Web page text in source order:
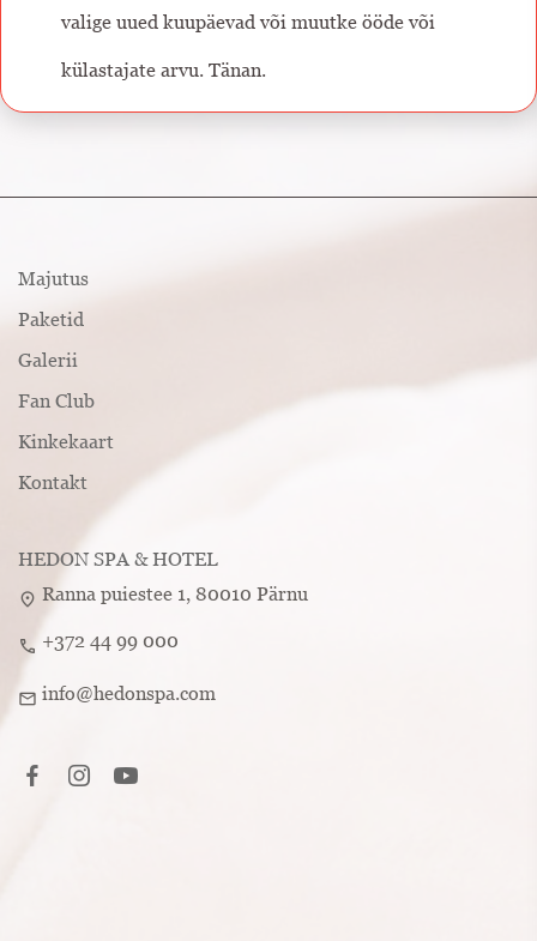
valige uued kuupäevad või muutke ööde või
külastajate arvu. Tänan.
Majutus
Paketid
Galerii
Fan Club
Kinkekaart
Kontakt
HEDON SPA & HOTEL
location_on Ranna puiestee 1, 80010 Pärnu
call +372 44 99 000
mail info@hedonspa.com